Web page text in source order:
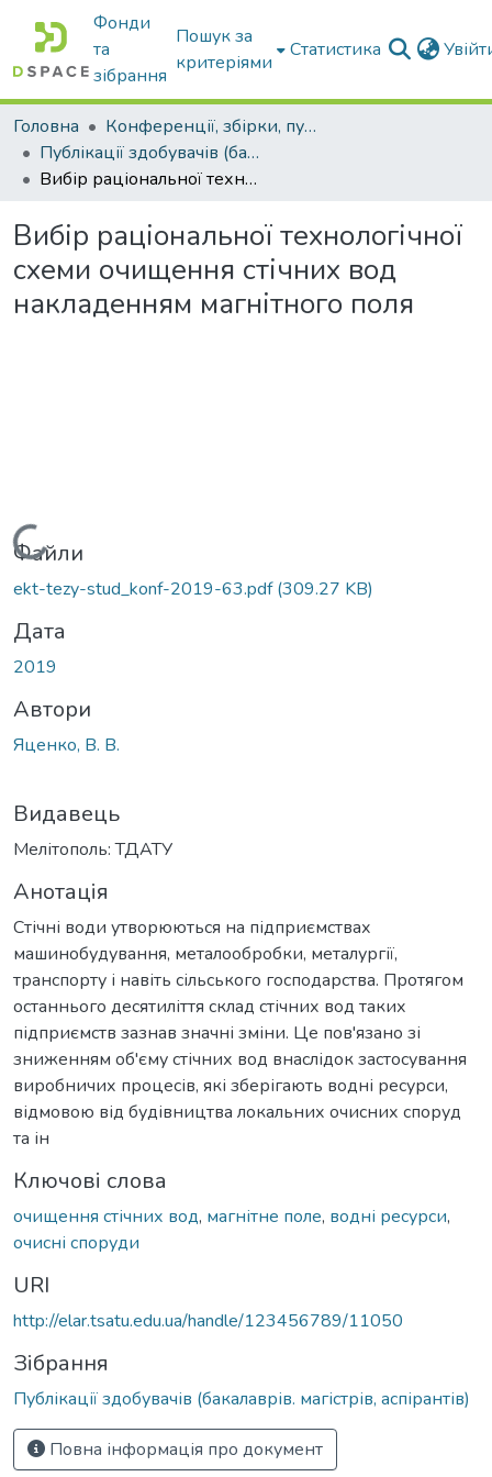
Фонди
та
зібрання
Пошук за
критеріями
Статистика
Головна
Конференції, збірки, публікації молодих вчених і здобувачів : магістрів, бакалаврів, аспірантів.
Публікації здобувачів (бакалаврів. магістрів, аспірантів)
Вибір раціональної технологічної схеми очищення стічних вод накладенням магнітного поля
Вибір раціональної технологічної
схеми очищення стічних вод
накладенням магнітного поля
Вантажиться...
Файли
ekt-tezy-stud_konf-2019-63.pdf(309.27 KB)
Дата
2019
Автори
Яценко, В. В.
Видавець
Мелітополь: ТДАТУ
Анотація
Стічні води утворюються на підприємствах
машинобудування, металообробки, металургії,
транспорту і навіть сільського господарства. Протягом
останнього десятиліття склад стічних вод таких
підприємств зазнав значні зміни. Це пов'язано зі
зниженням об'єму стічних вод внаслідок застосування
виробничих процесів, які зберігають водні ресурси,
відмовою від будівництва локальних очисних споруд
та ін
Ключові слова
очищення стічних вод, магнітне поле, водні ресурси,
очисні споруди
URI
http://elar.tsatu.edu.ua/handle/123456789/11050
Зібрання
Публікації здобувачів (бакалаврів. магістрів, аспірантів)
Повна інформація про документ